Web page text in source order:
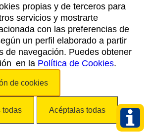
AVISO LEGAL
POLÍTICA DE PRIVACIDAD
COOKIES
ACCESSIBILIDAD
Agencia Catalana de Turismo. Todos los derechos
propias y de terceros para
servicios y mostrarte
con las preferencias de
un perfil elaborado a partir
de navegación. Puedes obtener
en la Política de Cookies.
de cookies
todas Acéptalas todas